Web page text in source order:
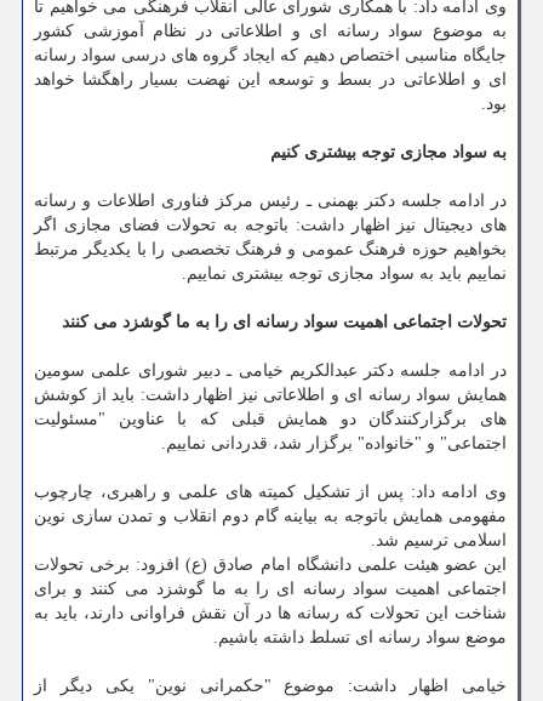
وی ادامه داد: با همكاری شورای عالی انقلاب فرهنگی می خواهیم تا
به موضوع سواد رسانه ای و اطلاعاتی در نظام آموزشی كشور
جایگاه مناسبی اختصاص دهیم كه ایجاد گروه های درسی سواد رسانه
ای و اطلاعاتی در بسط و توسعه این نهضت بسیار راهگشا خواهد
بود.
به سواد مجازی توجه بیشتری كنیم
در ادامه جلسه دكتر بهمنی ـ رئیس مركز فناوری اطلاعات و رسانه
های دیجیتال نیز اظهار داشت: باتوجه به تحولات فضای مجازی اگر
بخواهیم حوزه فرهنگ عمومی و فرهنگ تخصصی را با یكدیگر مرتبط
نماییم باید به سواد مجازی توجه بیشتری نماییم.
تحولات اجتماعی اهمیت سواد رسانه ای را به ما گوشزد می كنند
در ادامه جلسه دكتر عبدالكریم خیامی ـ دبیر شورای علمی سومین
همایش سواد رسانه ای و اطلاعاتی نیز اظهار داشت: باید از كوشش
های برگزاركنندگان دو همایش قبلی كه با عناوین "مسئولیت
اجتماعی" و "خانواده" برگزار شد، قدردانی نماییم.
وی ادامه داد: پس از تشكیل كمیته های علمی و راهبری، چارچوب
مفهومی همایش باتوجه به بیاینه گام دوم انقلاب و تمدن سازی نوین
اسلامی ترسیم شد.
این عضو هیئت علمی دانشگاه امام صادق (ع) افزود: برخی تحولات
اجتماعی اهمیت سواد رسانه ای را به ما گوشزد می كنند و برای
شناخت این تحولات كه رسانه ها در آن نقش فراوانی دارند، باید به
موضع سواد رسانه ای تسلط داشته باشیم.
خیامی اظهار داشت: موضوع "حكمرانی نوین" یكی دیگر از